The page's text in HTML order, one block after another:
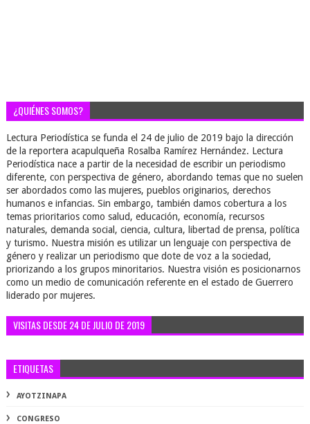
¿QUIÉNES SOMOS?
Lectura Periodística se funda el 24 de julio de 2019 bajo la dirección
de la reportera acapulqueña Rosalba Ramírez Hernández. Lectura
Periodística nace a partir de la necesidad de escribir un periodismo
diferente, con perspectiva de género, abordando temas que no suelen
ser abordados como las mujeres, pueblos originarios, derechos
humanos e infancias. Sin embargo, también damos cobertura a los
temas prioritarios como salud, educación, economía, recursos
naturales, demanda social, ciencia, cultura, libertad de prensa, política
y turismo. Nuestra misión es utilizar un lenguaje con perspectiva de
género y realizar un periodismo que dote de voz a la sociedad,
priorizando a los grupos minoritarios. Nuestra visión es posicionarnos
como un medio de comunicación referente en el estado de Guerrero
liderado por mujeres.
VISITAS DESDE 24 DE JULIO DE 2019
ETIQUETAS
AYOTZINAPA
CONGRESO